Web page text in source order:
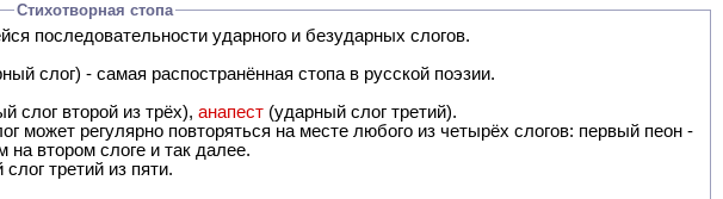
Стихотворная стопа
последовательности ударного и безударных слогов.
слог) - самая распостранённая стопа в русской поэзии.
слог второй из трёх), анапест (ударный слог третий).
может регулярно повторяться на месте любого из четырёх слогов: первый пеон -
на втором слоге и так далее.
третий из пяти.